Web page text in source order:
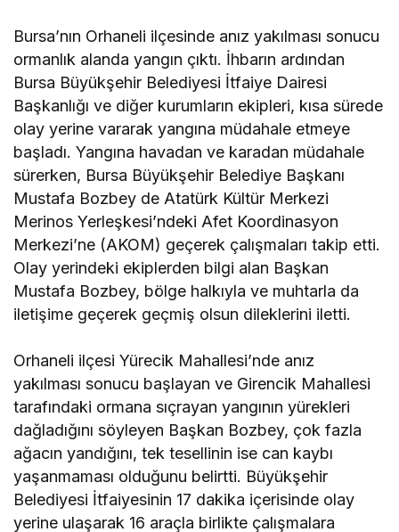
Bursa’nın Orhaneli ilçesinde anız yakılması sonucu
ormanlık alanda yangın çıktı. İhbarın ardından
Bursa Büyükşehir Belediyesi İtfaiye Dairesi
Başkanlığı ve diğer kurumların ekipleri, kısa sürede
olay yerine vararak yangına müdahale etmeye
başladı. Yangına havadan ve karadan müdahale
sürerken, Bursa Büyükşehir Belediye Başkanı
Mustafa Bozbey de Atatürk Kültür Merkezi
Merinos Yerleşkesi’ndeki Afet Koordinasyon
Merkezi’ne (AKOM) geçerek çalışmaları takip etti.
Olay yerindeki ekiplerden bilgi alan Başkan
Mustafa Bozbey, bölge halkıyla ve muhtarla da
iletişime geçerek geçmiş olsun dileklerini iletti.
Orhaneli ilçesi Yürecik Mahallesi’nde anız
yakılması sonucu başlayan ve Girencik Mahallesi
tarafındaki ormana sıçrayan yangının yürekleri
dağladığını söyleyen Başkan Bozbey, çok fazla
ağacın yandığını, tek tesellinin ise can kaybı
yaşanmaması olduğunu belirtti. Büyükşehir
Belediyesi İtfaiyesinin 17 dakika içerisinde olay
yerine ulaşarak 16 araçla birlikte çalışmalara